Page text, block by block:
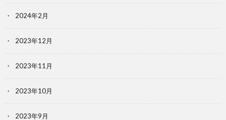
2024年2月
2023年12月
2023年11月
2023年10月
2023年9月